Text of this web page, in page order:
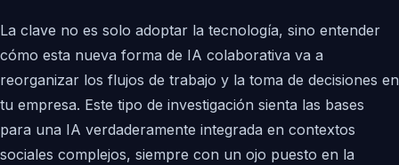
La clave no es solo adoptar la tecnología, sino entender
cómo esta nueva forma de IA colaborativa va a
reorganizar los flujos de trabajo y la toma de decisiones en
tu empresa. Este tipo de investigación sienta las bases
para una IA verdaderamente integrada en contextos
sociales complejos, siempre con un ojo puesto en la